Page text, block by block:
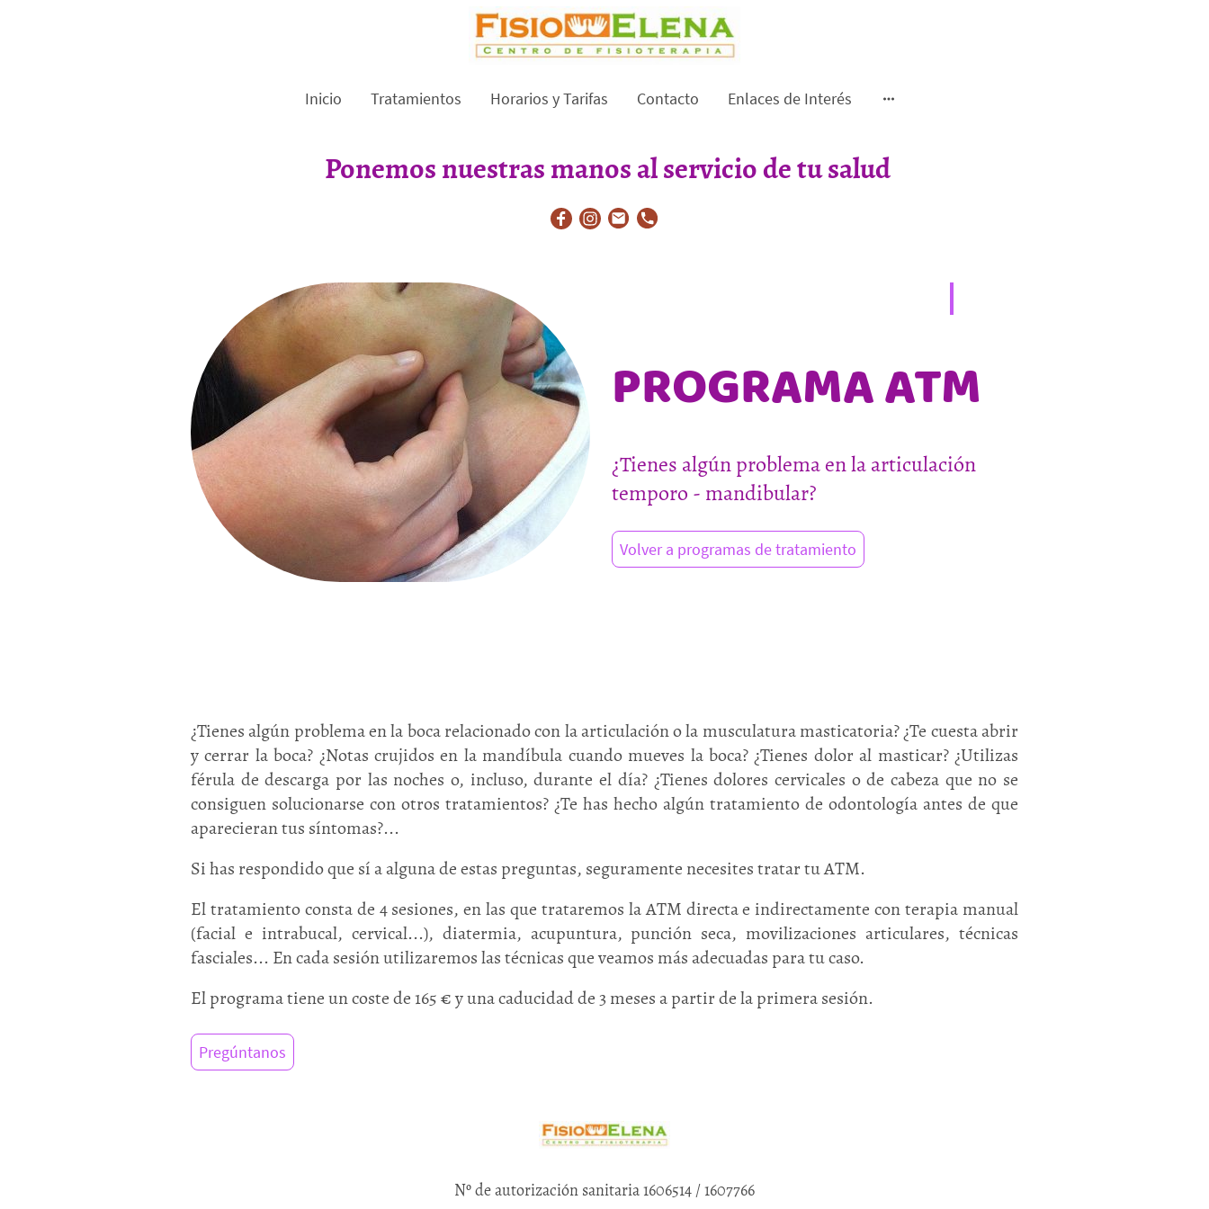
Inicio Tratamientos Horarios y Tarifas Contacto Enlaces de Interés
Ponemos nuestras manos al servicio de tu salud
PROGRAMA ATM
¿Tienes algún problema en la articulación
temporo - mandibular?
Volver a programas de tratamiento
¿Tienes algún problema en la boca relacionado con la articulación o la musculatura masticatoria? ¿Te cuesta abrir
y cerrar la boca? ¿Notas crujidos en la mandíbula cuando mueves la boca? ¿Tienes dolor al masticar? ¿Utilizas
férula de descarga por las noches o, incluso, durante el día? ¿Tienes dolores cervicales o de cabeza que no se
consiguen solucionarse con otros tratamientos? ¿Te has hecho algún tratamiento de odontología antes de que
aparecieran tus síntomas?...
Si has respondido que sí a alguna de estas preguntas, seguramente necesites tratar tu ATM.
El tratamiento consta de 4 sesiones, en las que trataremos la ATM directa e indirectamente con terapia manual
(facial e intrabucal, cervical...), diatermia, acupuntura, punción seca, movilizaciones articulares, técnicas
fasciales... En cada sesión utilizaremos las técnicas que veamos más adecuadas para tu caso.
El programa tiene un coste de 165 € y una caducidad de 3 meses a partir de la primera sesión.
Pregúntanos
Nº de autorización sanitaria 1606514 / 1607766